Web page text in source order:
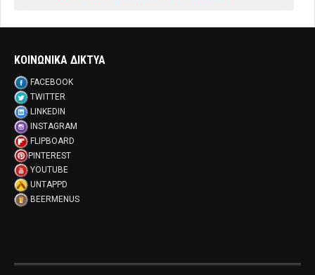
ΚΟΙΝΩΝΙΚΑ ΔΙΚΤΥΑ
FACEBOOK
TWITTER
LINKEDIN
INSTAGRAM
FLIPBOARD
PINTEREST
YOUTUBE
UNTAPPD
BEERMENUS